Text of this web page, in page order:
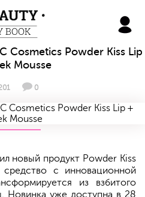
BeautyDayBook
Cosmetics Powder Kiss Lip
Mousse
0
новый продукт Powder Kiss
с инновационной
из взбитого
Новинка уже доступна в 28